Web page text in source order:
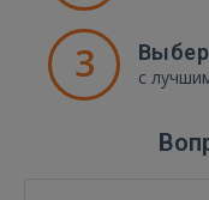
3 с